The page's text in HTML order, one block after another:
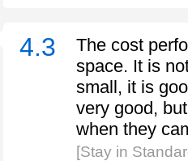
4.3
The cost
space. It is
small, it is
very good,
when they
[Stay in